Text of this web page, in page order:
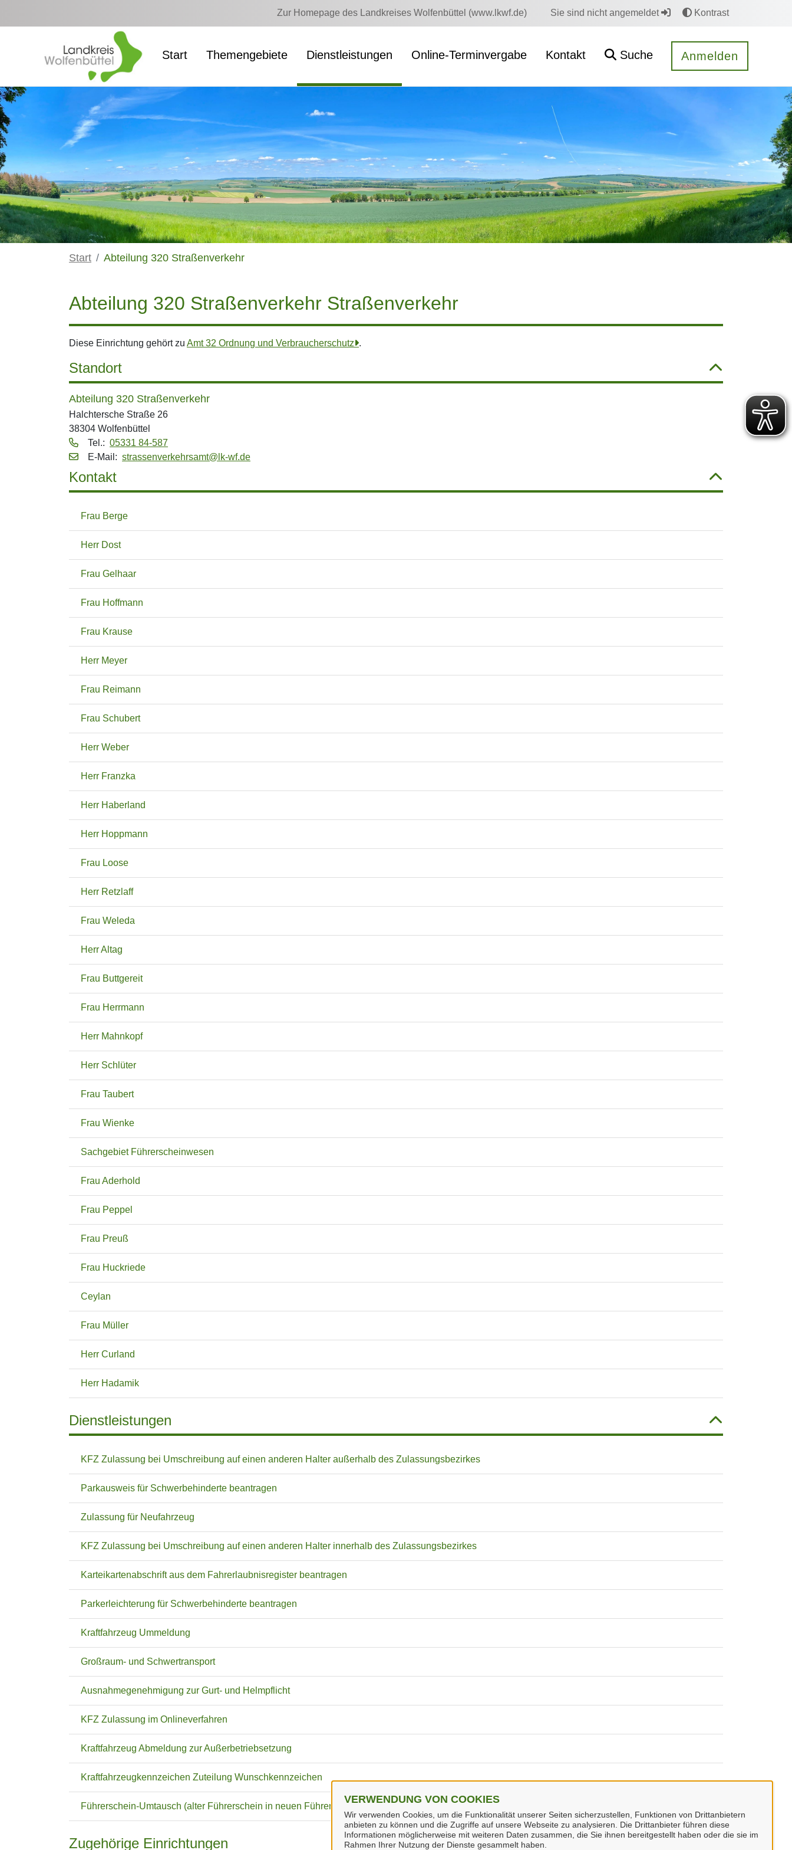
VERWENDUNG VON COOKIES
Wir verwenden Cookies, um die Funktionalität unserer Seiten sicherzustellen, Funktionen von Drittanbietern
anbieten zu können und die Zugriffe auf unsere Webseite zu analysieren. Die Drittanbieter führen diese
Informationen möglicherweise mit weiteren Daten zusammen, die Sie ihnen bereitgestellt haben oder die sie im
Rahmen Ihrer Nutzung der Dienste gesammelt haben.
Zur Homepage des Landkreises Wolfenbüttel (www.lkwf.de) Sie sind nicht angemeldet Kontrast
Start Themengebiete Dienstleistungen Online-Terminvergabe Kontakt Suche Anmelden
Start Abteilung 320 Straßenverkehr
Abteilung 320 Straßenverkehr Straßenverkehr
Diese Einrichtung gehört zu Amt 32 Ordnung und Verbraucherschutz .
Standort
Abteilung 320 Straßenverkehr
Halchtersche Straße 26
38304 Wolfenbüttel
Tel.: 05331 84-587
E‑Mail: strassenverkehrsamt@lk-wf.de
Kontakt
Frau Berge
Herr Dost
Frau Gelhaar
Frau Hoffmann
Frau Krause
Herr Meyer
Frau Reimann
Frau Schubert
Herr Weber
Herr Franzka
Herr Haberland
Herr Hoppmann
Frau Loose
Herr Retzlaff
Frau Weleda
Herr Altag
Frau Buttgereit
Frau Herrmann
Herr Mahnkopf
Herr Schlüter
Frau Taubert
Frau Wienke
Sachgebiet Führerscheinwesen
Frau Aderhold
Frau Peppel
Frau Preuß
Frau Huckriede
Ceylan
Frau Müller
Herr Curland
Herr Hadamik
Dienstleistungen
KFZ Zulassung bei Umschreibung auf einen anderen Halter außerhalb des Zulassungsbezirkes
Parkausweis für Schwerbehinderte beantragen
Zulassung für Neufahrzeug
KFZ Zulassung bei Umschreibung auf einen anderen Halter innerhalb des Zulassungsbezirkes
Karteikartenabschrift aus dem Fahrerlaubnisregister beantragen
Parkerleichterung für Schwerbehinderte beantragen
Kraftfahrzeug Ummeldung
Großraum- und Schwertransport
Ausnahmegenehmigung zur Gurt- und Helmpflicht
KFZ Zulassung im Onlineverfahren
Kraftfahrzeug Abmeldung zur Außerbetriebsetzung
Kraftfahrzeugkennzeichen Zuteilung Wunschkennzeichen
Führerschein-Umtausch (alter Führerschein in neuen Führerschein)
Zugehörige Einrichtungen